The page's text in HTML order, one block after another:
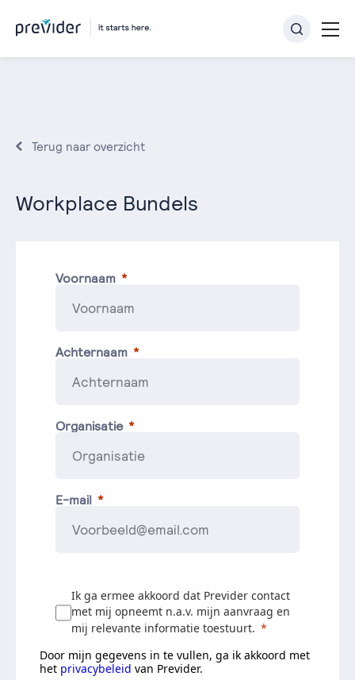
Terug naar overzicht
Workplace Bundels
Voornaam
Achternaam
Organisatie
E-mail
Ik ga ermee akkoord dat Previder contact
met mij opneemt n.a.v. mijn aanvraag en
mij relevante informatie toestuurt.
Door mijn gegevens in te vullen, ga ik akkoord met
het privacybeleid van Previder.